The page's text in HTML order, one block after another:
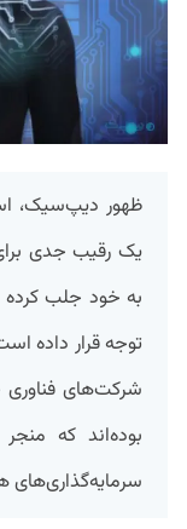
ظهور دیپ‌سیک،
یک رقیب جدی
به خود جلب
شرکت‌های فناوری
بوده‌اند که